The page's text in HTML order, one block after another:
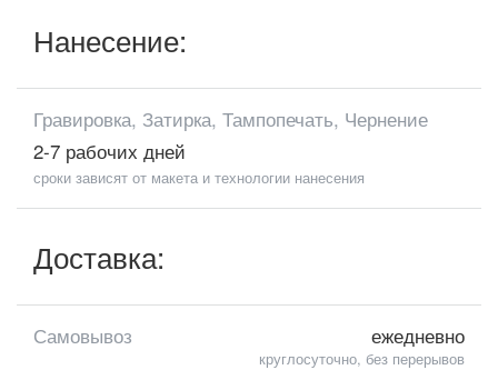
Нанесение:
Гравировка, Затирка, Тампопечать, Чернение
2-7 рабочих дней
сроки зависят от макета и технологии нанесения
Доставка:
Самовывоз ежедневно
круглосуточно, без перерывов